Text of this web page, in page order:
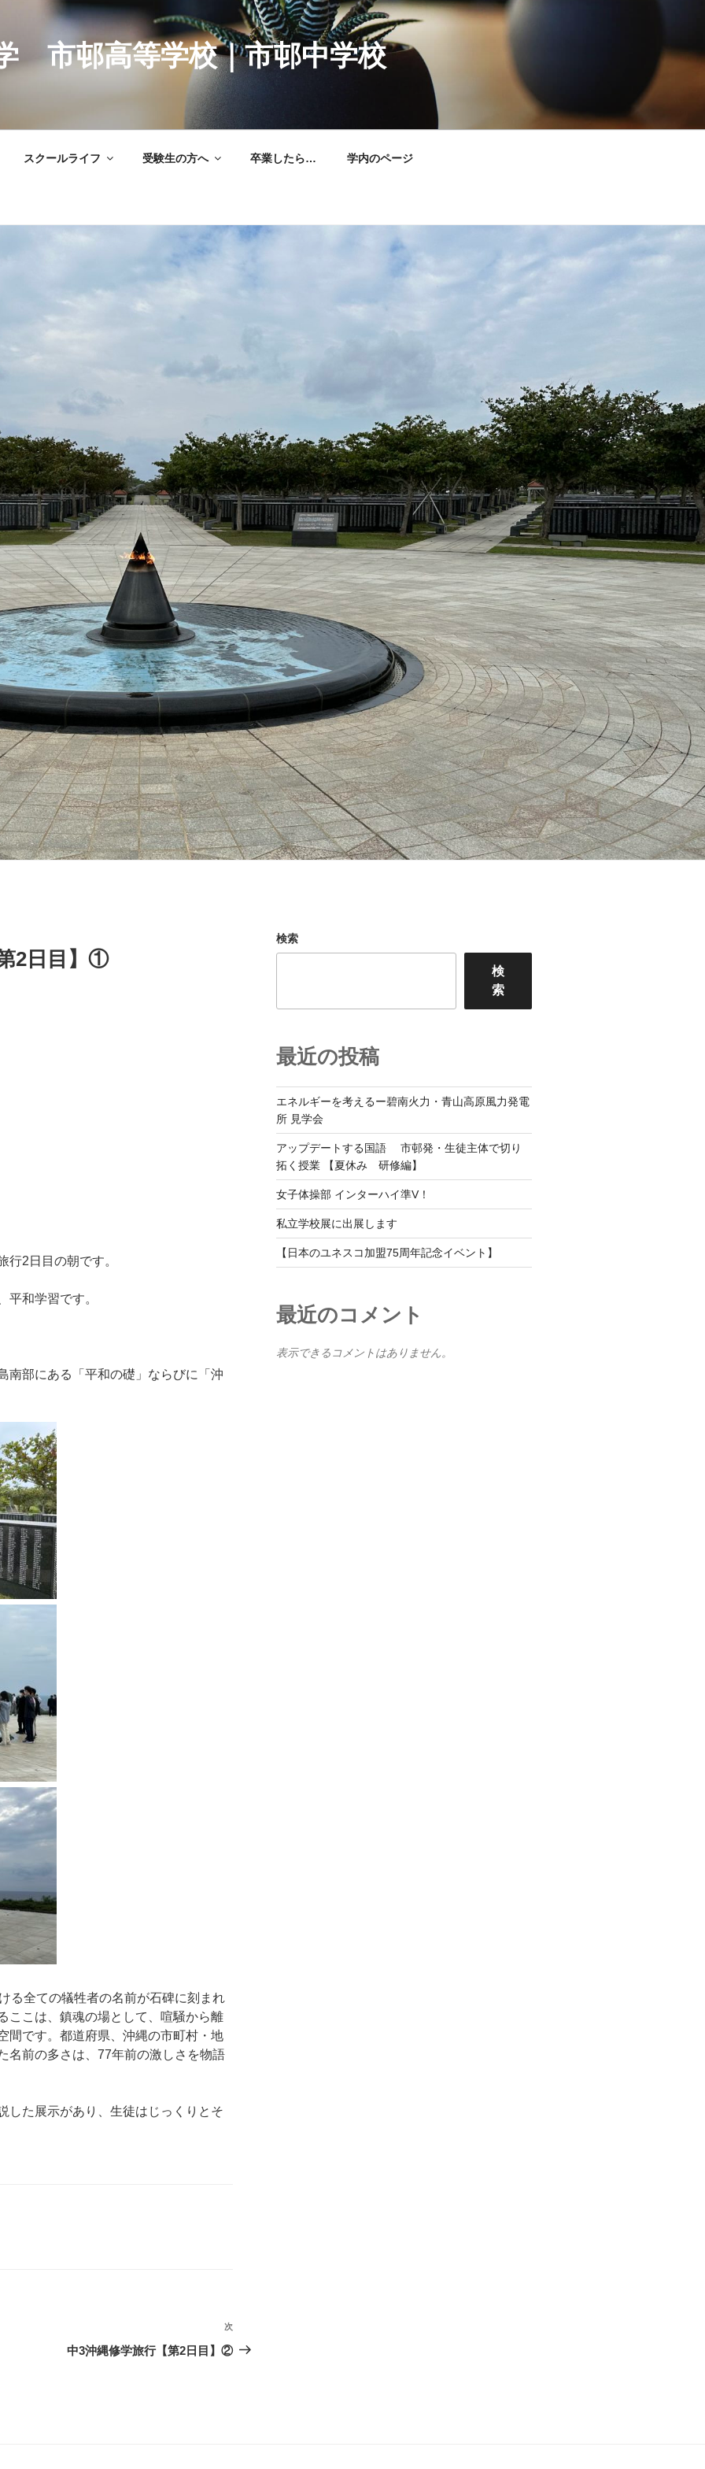
市邨高等学校｜市邨中学校
スクールライフ 受験生の方へ 卒業したら… 学内のページ
2日目】①
行2日目の朝です。
平和学習です。
南部にある「平和の礎」ならびに「沖
る全ての犠牲者の名前が石碑に刻まれ
ここは、鎮魂の場として、喧騒から離
間です。都道府県、沖縄の市町村・地
名前の多さは、77年前の激しさを物語
した展示があり、生徒はじっくりとそ
次
の
次
中3沖縄修学旅行【第2日目】②
検索
検
索
最近の投稿
エネルギーを考えるー碧南火力・青山高原風力発電
所 見学会
アップデートする国語 市邨発・生徒主体で切り
拓く授業 【夏休み 研修編】
女子体操部 インターハイ準V！
私立学校展に出展します
【日本のユネスコ加盟75周年記念イベント】
最近のコメント
表示できるコメントはありません。